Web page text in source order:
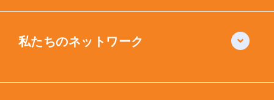
私たちのネットワーク